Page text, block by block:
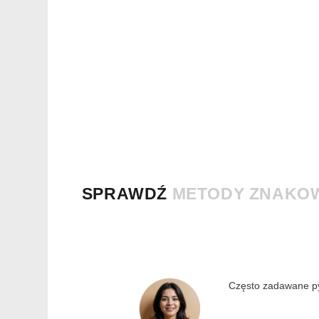
SPRAWDŹ METODY
Często zadawane